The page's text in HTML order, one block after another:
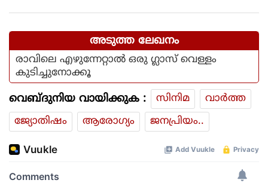
അടുത്ത ലേഖനം
രാവിലെ എഴുന്നേറ്റാൽ ഒരു ഗ്ലാസ് വെള്ളം
കുടിച്ചുനോക്കൂ
വെബ്ദുനിയ വായിക്കുക : സിനിമ
വാര്‍ത്ത
ജ്യോതിഷം
ആരോഗ്യം ജനപ്രിയം..